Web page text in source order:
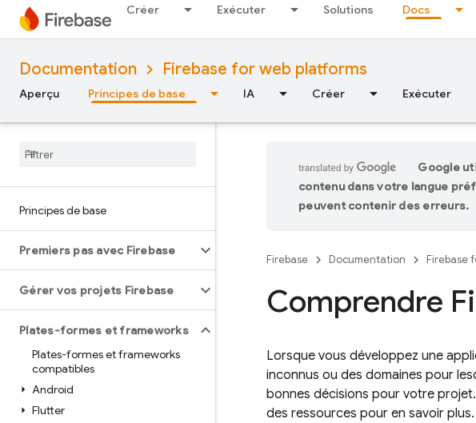
Créer Exécuter Solutions Docs
Documentation Firebase for web platforms
Aperçu Principes de base IA Créer Exécuter
Principes de base
Premiers pas avec Firebase
Gérer vos projets Firebase
Plates-formes et frameworks
Plates-formes et frameworks
compatibles
Android
Flutter
Google
contenu dans votre langue
peuvent contenir des erreurs.
Firebase Documentation Firebase
Comprendre
Lorsque vous développez une
inconnus ou des domaines pour
bonnes décisions pour votre
des ressources pour en savoir plus.